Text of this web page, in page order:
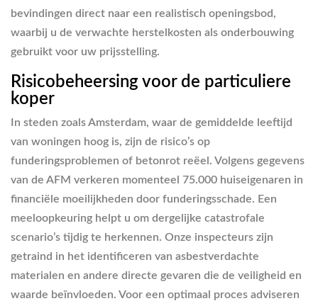
bevindingen direct naar een realistisch openingsbod,
waarbij u de verwachte herstelkosten als onderbouwing
gebruikt voor uw prijsstelling.
Risicobeheersing voor de particuliere
koper
In steden zoals Amsterdam, waar de gemiddelde leeftijd
van woningen hoog is, zijn de risico’s op
funderingsproblemen of betonrot reëel. Volgens gegevens
van de AFM verkeren momenteel 75.000 huiseigenaren in
financiële moeilijkheden door funderingsschade. Een
meeloopkeuring helpt u om dergelijke catastrofale
scenario’s tijdig te herkennen. Onze inspecteurs zijn
getraind in het identificeren van asbestverdachte
materialen en andere directe gevaren die de veiligheid en
waarde beïnvloeden. Voor een optimaal proces adviseren